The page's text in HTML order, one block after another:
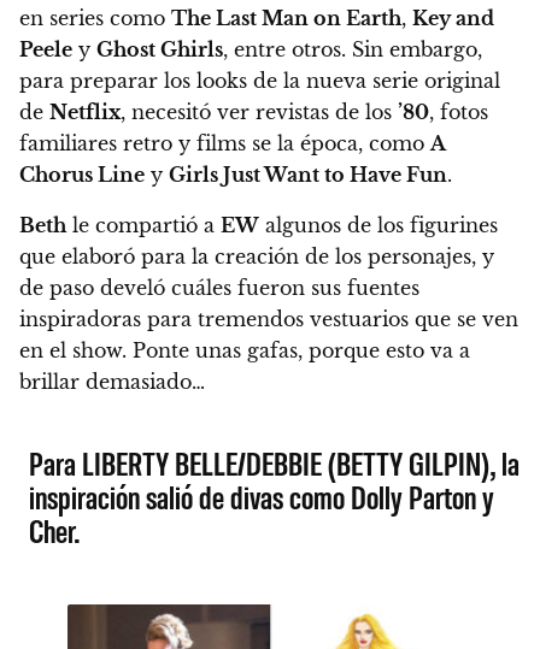
en series como The Last Man on Earth, Key and
Peele y Ghost Ghirls, entre otros. Sin embargo,
para preparar los looks de la nueva serie original
de Netflix, necesitó ver revistas de los ’80, fotos
familiares retro y films se la época, como A
Chorus Line y Girls Just Want to Have Fun.
Beth le compartió a EW algunos de los figurines
que elaboró para la creación de los personajes, y
de paso develó cuáles fueron sus fuentes
inspiradoras para tremendos vestuarios que se ven
en el show. Ponte unas gafas, porque esto va a
brillar demasiado…
Para LIBERTY BELLE/DEBBIE (BETTY GILPIN), la
inspiración salió de divas como Dolly Parton y
Cher.